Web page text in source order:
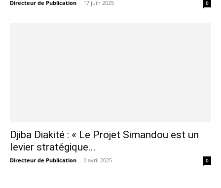
Directeur de Publication - 17 juin 2025 0
Djiba Diakité : « Le Projet Simandou est un
levier stratégique...
Directeur de Publication - 2 avril 2025 0